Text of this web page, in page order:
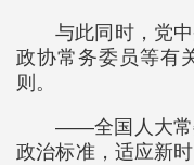
与此同时，党
政协常务委员等有
则。
——全国人大常
政治标准，适应新